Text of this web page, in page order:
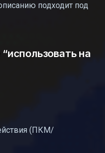
подходит под
на
(ПКМ/